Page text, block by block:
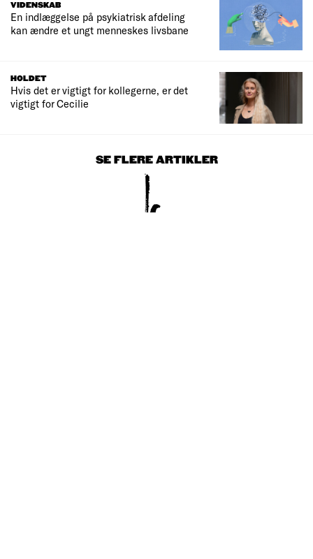
VIDENSKAB
En indlæggelse på psykiatrisk afdeling
kan ændre et ungt menneskes livsbane
HOLDET
Hvis det er vigtigt for kollegerne, er det
vigtigt for Cecilie
SE FLERE ARTIKLER